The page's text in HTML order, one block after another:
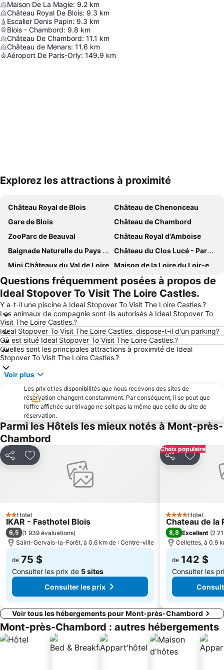
Maison De La Magie: 9.2 km
Château Royal De Blois: 9.3 km
Escalier Denis Papin: 9.3 km
Blois - Chambord: 9.8 km
Château De Chambord: 11.1 km
Château de Menars: 11.6 km
Aéroport De Paris-Orly: 149.9 km
Explorez les attractions à proximité
Château Royal de Blois
Château de Chenonceau
Gare de Blois
Château de Chambord
ZooParc de Beauval
Château Royal d'Amboise
Baignade Naturelle du Pays de Chambord
Château du Clos Lucé - Parc Leonardo da Vinci
Mini Châteaux du Val de Loire Maison de la Loire du Loir-et-Cher
Château de Chaumont
Château de Cheverny
Questions fréquemment posées à propos de
Ideal Stopover To Visit The Loire Castles.
Y a-t-il une piscine à Ideal Stopover To Visit The Loire Castles.?
Les animaux de compagnie sont-ils autorisés à Ideal Stopover To
Visit The Loire Castles.?
Ideal Stopover To Visit The Loire Castles. dispose-t-il d'un parking?
Où est situé Ideal Stopover To Visit The Loire Castles.?
Quelles sont les principales attractions à proximité de Ideal
Stopover To Visit The Loire Castles.?
Voir plus
Les prix et les disponibilités que nous recevons des sites de
réservation changent constamment. Par conséquent, il se peut que
l’offre affichée sur trivago ne soit pas la même que celle du site de
réservation.
Parmi les Hôtels les mieux notés à Mont-près-
Chambord
PartagerAjouter à mes favoris
2 Étoiles
Hotel
IKAR - Fasthotel Blois
6,5 (1 939 évaluations)
Saint-Gervais-la-Forêt, à 0.6 km de : Centre-ville
de 75 $
Consulter les prix de 5 sites
Consulter les prix
Choix populaire
PartagerAjouter
4 ÉtoilesHotel
Chateau de la
8,8 Excellent (2
Cellettes, à 0.9
de 142 $
Consulter les
Voir tous les hébergements pour Mont-près-Chambord
Mont-près-Chambord : autres hébergements